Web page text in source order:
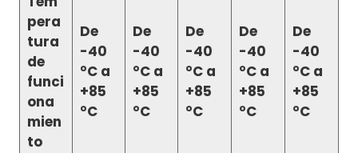
pera
tura
de
funci
ona
mien
to
De
-40
°C a
+85
°C
De
-40
°C a
+85
°C
De
-40
°C a
+85
°C
De
-40
°C a
+85
°C
De
-40
°C a
+85
°C